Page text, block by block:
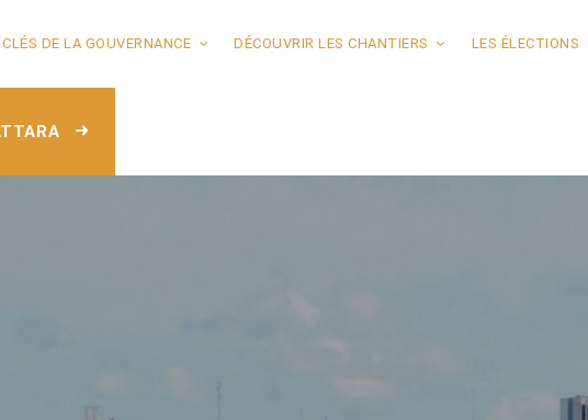
DE LA GOUVERNANCE DÉCOUVRIR LES CHANTIERS LES ÉLECTIONS